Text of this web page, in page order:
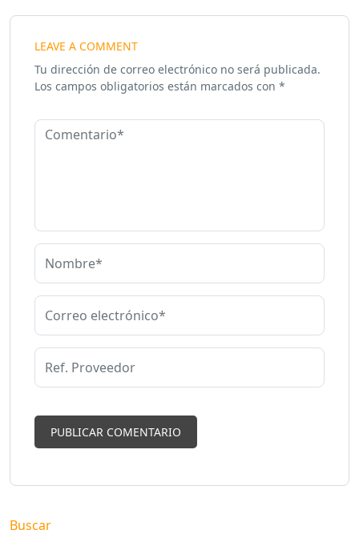
LEAVE A COMMENT
Tu dirección de correo electrónico no será publicada.
Los campos obligatorios están marcados con *
Buscar